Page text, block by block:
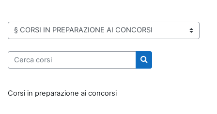
Categorie di corso
Cerca corsi
Cerca corsi
Corsi in preparazione ai concorsi